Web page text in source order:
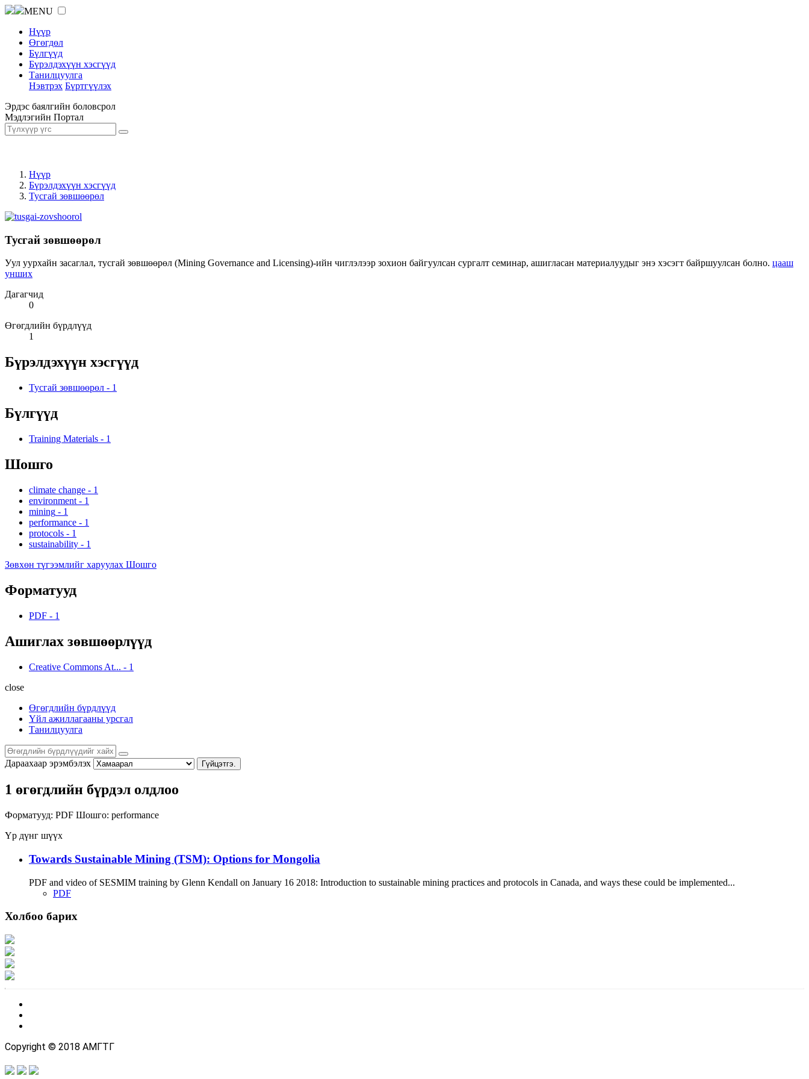
MENU
Нүүр
Өгөгдөл
Бүлгүүд
Бүрэлдэхүүн хэсгүүд
Танилцуулга
Нэвтрэх Бүртгүүлэх
Эрдэс баялгийн боловсрол
Мэдлэгийн Портал
Нүүр
Бүрэлдэхүүн хэсгүүд
Тусгай зөвшөөрөл
Тусгай зөвшөөрөл
Уул уурхайн засаглал, тусгай зөвшөөрөл (Mining Governance and Licensing)-ийн чиглэлээр зохион байгуулсан сургалт семинар, ашигласан материалуудыг энэ хэсэгт байршуулсан болно. цааш
унших
Дагагчид
0
Өгөгдлийн бүрдлүүд
1
Бүрэлдэхүүн хэсгүүд
Тусгай зөвшөөрөл - 1
Бүлгүүд
Training Materials - 1
Шошго
climate change - 1
environment - 1
mining - 1
performance - 1
protocols - 1
sustainability - 1
Зөвхөн түгээмлийг харуулах Шошго
Форматууд
PDF - 1
Ашиглах зөвшөөрлүүд
Creative Commons At... - 1
close
Өгөгдлийн бүрдлүүд
Үйл ажиллагааны урсгал
Танилцуулга
Дараахаар эрэмбэлэх Гүйцэтгэ.
1 өгөгдлийн бүрдэл олдлоо
Форматууд: PDF Шошго: performance
Үр дүнг шүүх
Towards Sustainable Mining (TSM): Options for Mongolia
PDF and video of SESMIM training by Glenn Kendall on January 16 2018: Introduction to sustainable mining practices and protocols in Canada, and ways these could be implemented...
PDF
Холбоо барих
Copyright © 2018 АМГТГ